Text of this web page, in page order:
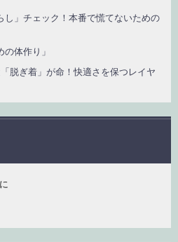
し」チェック！本番で慌てないための
体作り」
脱ぎ着」が命！快適さを保つレイヤ
に